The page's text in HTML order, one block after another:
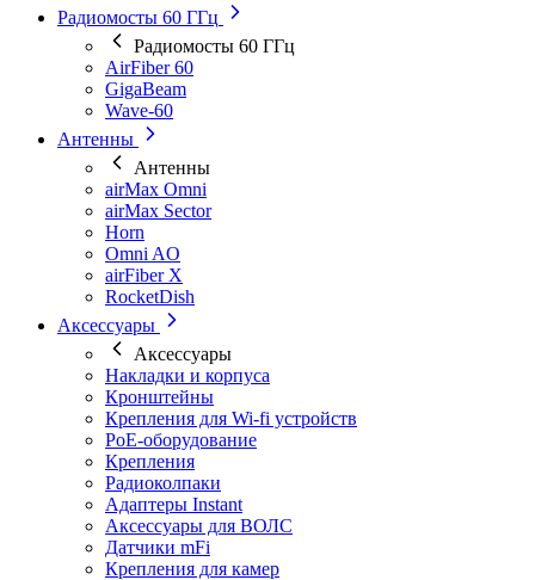
Радиомосты 60 ГГц
Радиомосты 60 ГГц
AirFiber 60
GigaBeam
Wave-60
Антенны
Антенны
airMax Omni
airMax Sector
Horn
Omni AO
airFiber X
RocketDish
Аксессуары
Аксессуары
Накладки и корпуса
Кронштейны
Крепления для Wi-fi устройств
РоЕ-оборудование
Крепления
Радиоколпаки
Адаптеры Instant
Аксессуары для ВОЛС
Датчики mFi
Крепления для камер